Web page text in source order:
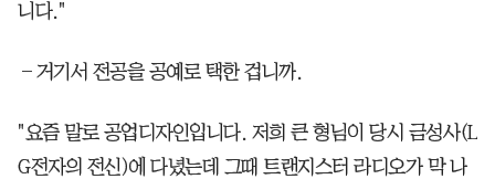
니다."
―거기서 전공을 공예로 택한 겁니까.
"요즘 말로 공업디자인입니다. 저희 큰 형님이 당시 금성사(L
G전자의 전신)에 다녔는데 그때 트랜지스터 라디오가 막 나